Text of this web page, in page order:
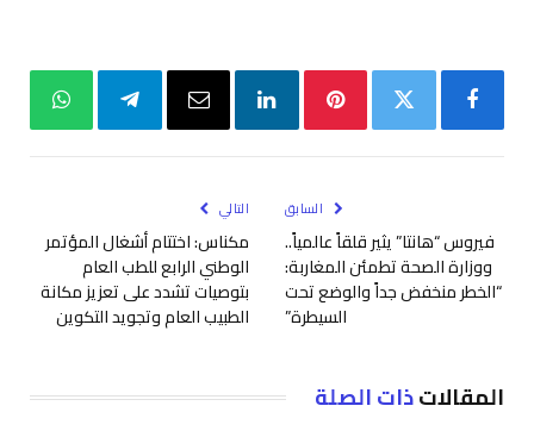
لينكدإن البريد
السابق
فيروس “هانتا” يثير قلقاً عالمياً..
ووزارة الصحة تطمئن المغاربة:
“الخطر منخفض جداً والوضع تحت
السيطرة”
التالي
مكناس: اختتام أشغال المؤتمر
الوطني الرابع للطب العام
بتوصيات تشدد على تعزيز مكانة
الطبيب العام وتجويد التكوين
المقالاتذات الصلة